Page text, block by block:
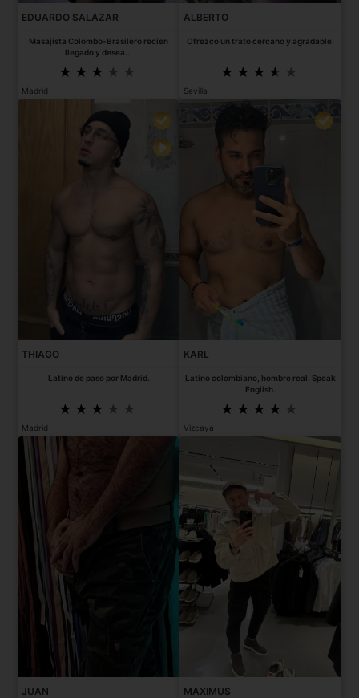
EDUARDO SALAZAR
Masajista Colombo-Brasilero recien
llegado y desea...
Madrid
ALBERTO
Ofrezco un trato cercano y agradable.
Sevilla
THIAGO
Latino de paso por Madrid.
Madrid
KARL
Latino colombiano, hombre real. Speak
English.
Vizcaya
JUAN MAXIMUS